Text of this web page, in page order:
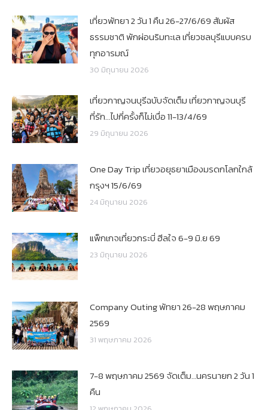
เที่ยวพัทยา 2 วัน 1 คืน 26-27/6/69 สัมผัส
ธรรมชาติ พักผ่อนริมทะเล เที่ยวชลบุรีแบบครบ
ทุกอารมณ์
30 มิถุนายน 2026
เที่ยวกาญจนบุรีฉบับจัดเต็ม เที่ยวกาญจนบุรี
ที่รัก…ไปกี่ครั้งก็ไม่เบื่อ 11-13/4/69
29 มิถุนายน 2026
One Day Trip เที่ยวอยุธยาเมืองมรดกโลกใกล้
กรุงฯ 15/6/69
24 มิถุนายน 2026
แพ็กเกจเที่ยวกระบี่ ฮีลใจ 6-9 มิ.ย 69
23 มิถุนายน 2026
Company Outing พัทยา 26-28 พฤษภาคม
2569
31 พฤษภาคม 2026
7-8 พฤษภาคม 2569 จัดเต็ม…นครนายก 2 วัน 1
คืน